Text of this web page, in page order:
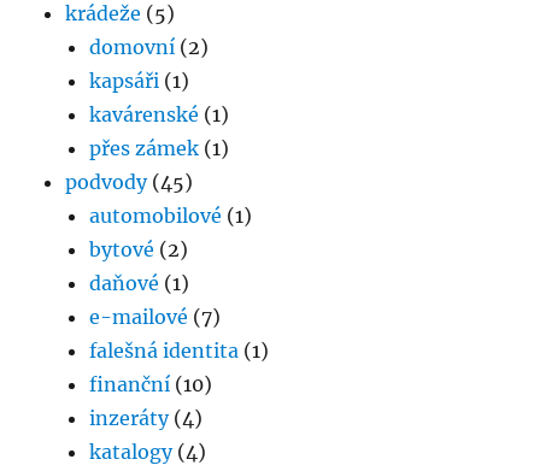
krádeže (5)
domovní (2)
kapsáři (1)
kavárenské (1)
přes zámek (1)
podvody(45)
automobilové (1)
bytové (2)
daňové (1)
e-mailové (7)
falešná identita (1)
finanční (10)
inzeráty(4)
katalogy(4)